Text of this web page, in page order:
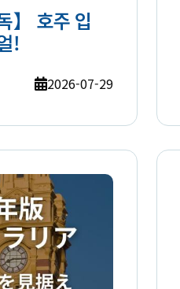
】 호주 입
!
2026-07-29